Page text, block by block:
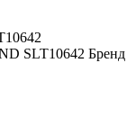
SLT10642 Бренд